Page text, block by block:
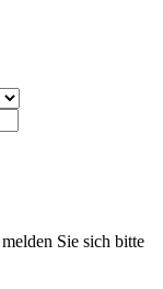
Sie sich bitte